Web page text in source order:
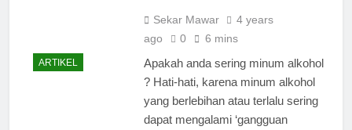
ARTIKEL
Sekar Mawar
4 years
ago
0 6 mins
Apakah anda sering minum alkohol
? Hati-hati, karena minum alkohol
yang berlebihan atau terlalu sering
dapat mengalami ‘gangguan